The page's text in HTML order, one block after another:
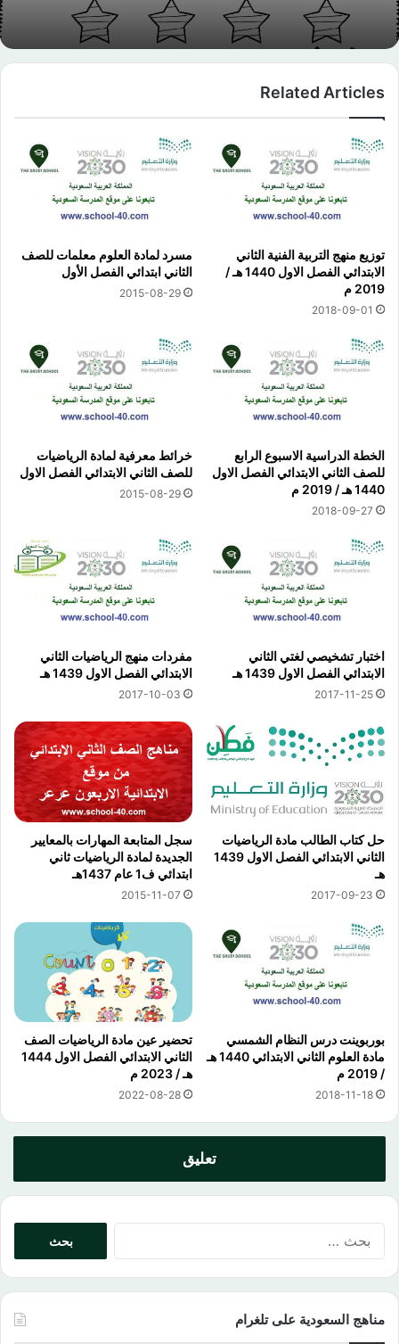
Related Articles
توزيع منهج التربية الفنية الثاني
الابتدائي الفصل الاول 1440 هـ /
2019 م
2018-09-01
مسرد لمادة العلوم معلمات للصف
الثاني ابتدائي الفصل الأول
2015-08-29
الخطة الدراسية الاسبوع الرابع
للصف الثاني الابتدائي الفصل الاول
1440 هـ / 2019 م
2018-09-27
خرائط معرفية لمادة الرياضيات
للصف الثاني الابتدائي الفصل الاول
2015-08-29
اختبار تشخيصي لغتي الثاني
الابتدائي الفصل الاول 1439 هـ
2017-11-25
مفردات منهج الرياضيات الثاني
الابتدائي الفصل الاول 1439 هـ
2017-10-03
حل كتاب الطالب مادة الرياضيات
الثاني الابتدائي الفصل الاول 1439
هـ
2017-09-23
سجل المتابعة المهارات بالمعايير
الجديدة لمادة الرياضيات ثاني
ابتدائي ف1 عام 1437هـ
2015-11-07
بوربوينت درس النظام الشمسي
مادة العلوم الثاني الابتدائي 1440 هـ
/ 2019 م
2018-11-18
تحضير عين مادة الرياضيات الصف
الثاني الابتدائي الفصل الاول 1444
هـ / 2023 م
2022-08-28
تعليق
مناهج السعودية على تلغرام